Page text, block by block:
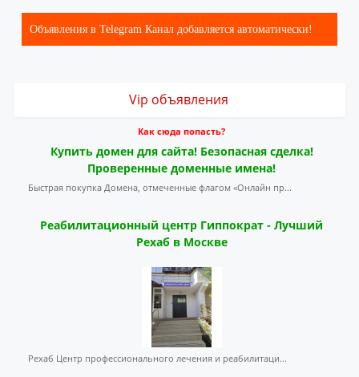
Объявления в Telegram Канал добавляется автоматически!
Vip объявления
Как сюда попасть?
Купить домен для сайта! Безопасная сделка!
Проверенные доменные имена!
Быстрая покупка Домена, отмеченные флагом «Онлайн пр...
Реабилитационный центр Гиппократ - Лучший
Рехаб в Москве
Рехаб Центр профессионального лечения и реабилитаци...